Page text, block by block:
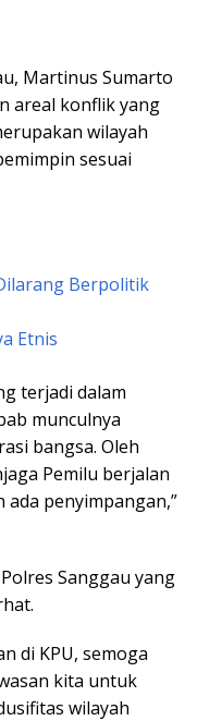
Martinus Sumarto
areal konflik yang
wilayah
sesuai
Berpolitik
Etnis
terjadi dalam
munculnya
bangsa. Oleh
Pemilu berjalan
penyimpangan,”
Sanggau yang
di KPU, semoga
kita untuk
wilayah